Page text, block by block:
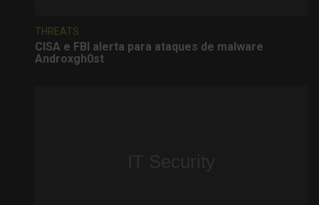
THREATS
CISA e FBI alerta para ataques de malware
Androxgh0st